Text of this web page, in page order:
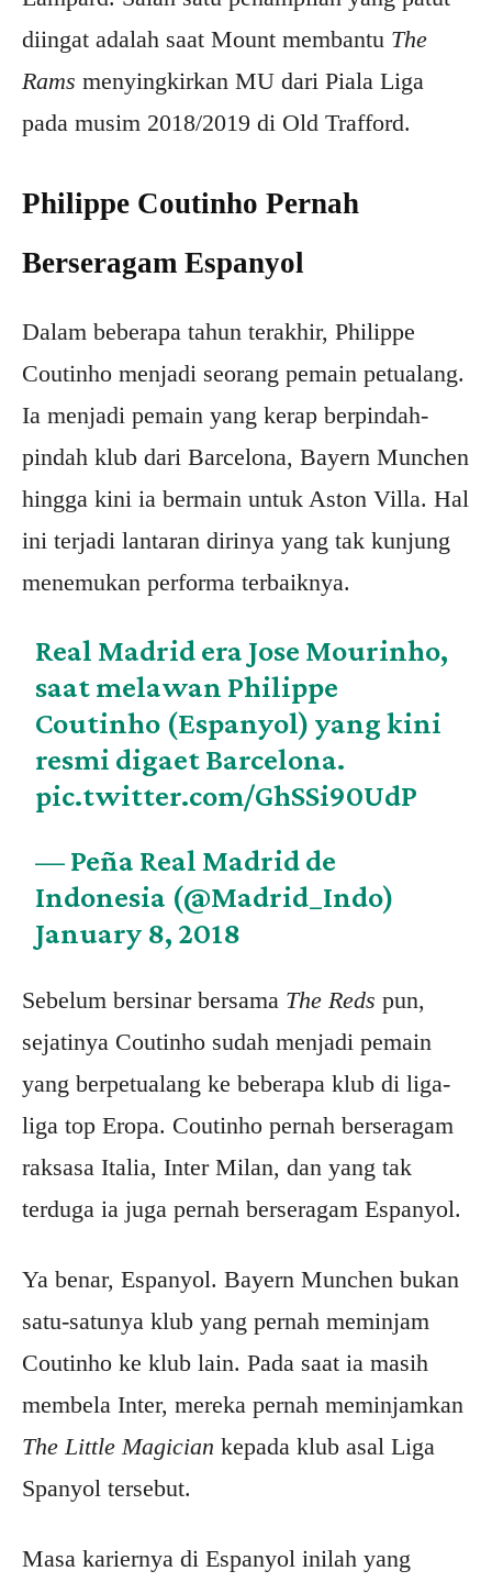
diingat adalah saat Mount membantu The
Rams menyingkirkan MU dari Piala Liga
pada musim 2018/2019 di Old Trafford.
Philippe Coutinho Pernah
Berseragam Espanyol
Dalam beberapa tahun terakhir, Philippe
Coutinho menjadi seorang pemain petualang.
Ia menjadi pemain yang kerap berpindah-
pindah klub dari Barcelona, Bayern Munchen
hingga kini ia bermain untuk Aston Villa. Hal
ini terjadi lantaran dirinya yang tak kunjung
menemukan performa terbaiknya.
Real Madrid era Jose Mourinho,
saat melawan Philippe
Coutinho (Espanyol) yang kini
resmi digaet Barcelona.
pic.twitter.com/GhSSi90UdP
— Peña Real Madrid de
Indonesia (@Madrid_Indo)
January 8, 2018
Sebelum bersinar bersama The Reds pun,
sejatinya Coutinho sudah menjadi pemain
yang berpetualang ke beberapa klub di liga-
liga top Eropa. Coutinho pernah berseragam
raksasa Italia, Inter Milan, dan yang tak
terduga ia juga pernah berseragam Espanyol.
Ya benar, Espanyol. Bayern Munchen bukan
satu-satunya klub yang pernah meminjam
Coutinho ke klub lain. Pada saat ia masih
membela Inter, mereka pernah meminjamkan
The Little Magician kepada klub asal Liga
Spanyol tersebut.
Masa kariernya di Espanyol inilah yang